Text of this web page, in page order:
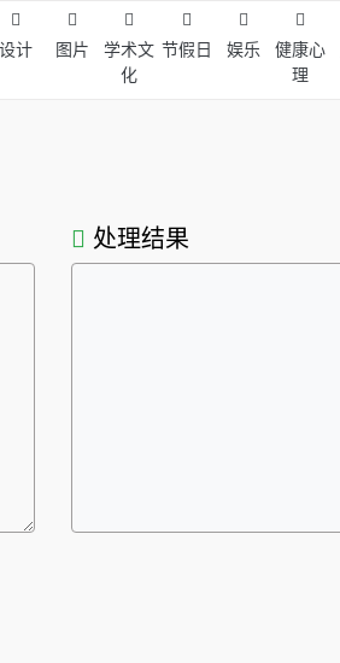
设计 图片
学术文
化
节假日 娱乐
健康心
理
处理结果